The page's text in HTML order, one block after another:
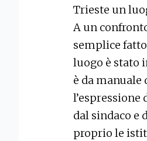
Trieste un
A un
semplice
luogo è stato
è da manuale
dal sindaco e
proprio le